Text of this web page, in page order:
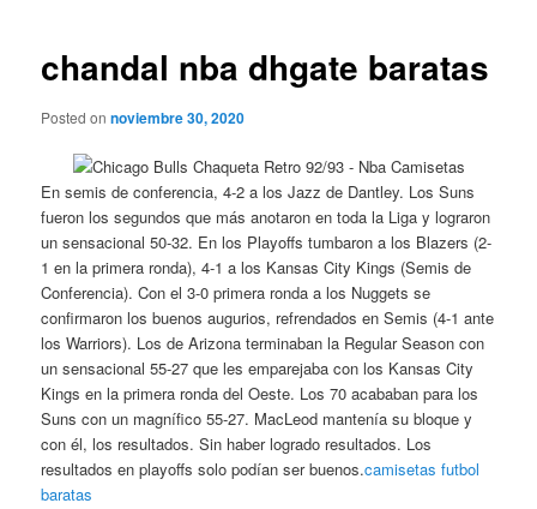
chandal nba dhgate baratas
Posted onnoviembre 30, 2020
En semis de conferencia, 4-2 a los Jazz de Dantley. Los Suns
fueron los segundos que más anotaron en toda la Liga y lograron
un sensacional 50-32. En los Playoffs tumbaron a los Blazers (2-
1 en la primera ronda), 4-1 a los Kansas City Kings (Semis de
Conferencia). Con el 3-0 primera ronda a los Nuggets se
confirmaron los buenos augurios, refrendados en Semis (4-1 ante
los Warriors). Los de Arizona terminaban la Regular Season con
un sensacional 55-27 que les emparejaba con los Kansas City
Kings en la primera ronda del Oeste. Los 70 acababan para los
Suns con un magnífico 55-27. MacLeod mantenía su bloque y
con él, los resultados. Sin haber logrado resultados. Los
resultados en playoffs solo podían ser buenos.camisetas futbol
baratas